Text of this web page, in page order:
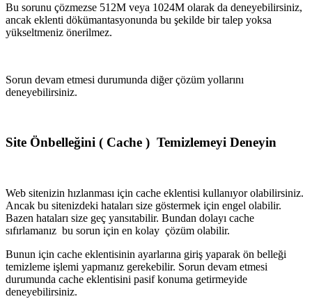
Bu sorunu çözmezse 512M veya 1024M olarak da deneyebilirsiniz,
ancak eklenti dökümantasyonunda bu şekilde bir talep yoksa
yükseltmeniz önerilmez.
Sorun devam etmesi durumunda diğer çözüm yollarını
deneyebilirsiniz.
Site Önbelleğini ( Cache ) Temizlemeyi Deneyin
Web sitenizin hızlanması için cache eklentisi kullanıyor olabilirsiniz.
Ancak bu sitenizdeki hataları size göstermek için engel olabilir.
Bazen hataları size geç yansıtabilir. Bundan dolayı cache
sıfırlamanız bu sorun için en kolay çözüm olabilir.
Bunun için cache eklentisinin ayarlarına giriş yaparak ön belleği
temizleme işlemi yapmanız gerekebilir. Sorun devam etmesi
durumunda cache eklentisini pasif konuma getirmeyide
deneyebilirsiniz.